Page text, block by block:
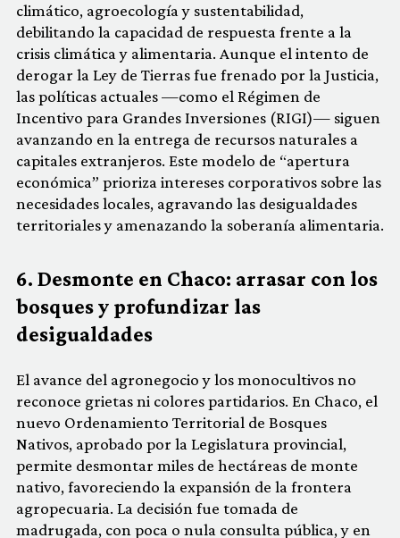
climático, agroecología y sustentabilidad,
debilitando la capacidad de respuesta frente a la
crisis climática y alimentaria. Aunque el intento de
derogar la Ley de Tierras fue frenado por la Justicia,
las políticas actuales —como el Régimen de
Incentivo para Grandes Inversiones (RIGI)— siguen
avanzando en la entrega de recursos naturales a
capitales extranjeros. Este modelo de “apertura
económica” prioriza intereses corporativos sobre las
necesidades locales, agravando las desigualdades
territoriales y amenazando la soberanía alimentaria.
6. Desmonte en Chaco: arrasar con los
bosques y profundizar las
desigualdades
El avance del agronegocio y los monocultivos no
reconoce grietas ni colores partidarios. En Chaco, el
nuevo Ordenamiento Territorial de Bosques
Nativos, aprobado por la Legislatura provincial,
permite desmontar miles de hectáreas de monte
nativo, favoreciendo la expansión de la frontera
agropecuaria. La decisión fue tomada de
madrugada, con poca o nula consulta pública, y en